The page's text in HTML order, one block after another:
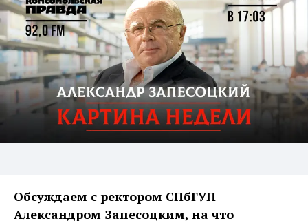
Обсуждаем с ректором СПбГУП
Александром Запесоцким, на что